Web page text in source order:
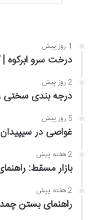
1 روز پیش
درخت سرو ابرکوه
2 روز پیش
درجه بندی سختی
5 روز پیش
غواصی در
2 هفته پیش
بازار مسقط:
2 هفته پیش
راهنمای بستن